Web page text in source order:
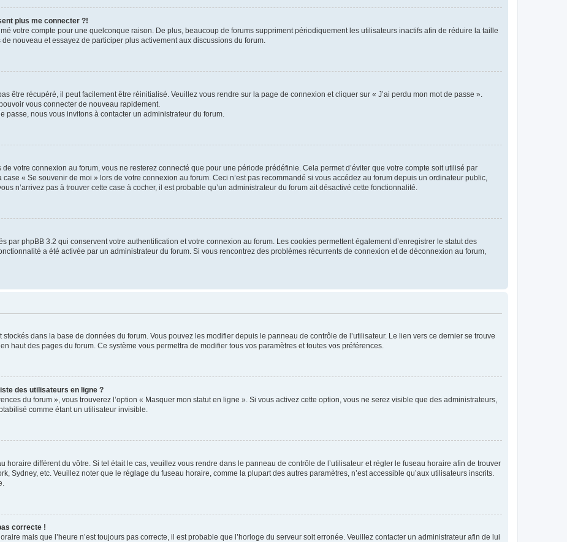
plus me connecter ?!
votre compte pour une quelconque raison. De plus, beaucoup de forums suppriment périodiquement les utilisateurs inactifs afin de réduire la taille
nouveau et essayez de participer plus activement aux discussions du forum.
être récupéré, il peut facilement être réinitialisé. Veuillez vous rendre sur la page de connexion et cliquer sur « J’ai perdu mon mot de passe ».
vous connecter de nouveau rapidement.
passe, nous vous invitons à contacter un administrateur du forum.
votre connexion au forum, vous ne resterez connecté que pour une période prédéfinie. Cela permet d’éviter que votre compte soit utilisé par
« Se souvenir de moi » lors de votre connexion au forum. Ceci n’est pas recommandé si vous accédez au forum depuis un ordinateur public,
n’arrivez pas à trouver cette case à cocher, il est probable qu’un administrateur du forum ait désactivé cette fonctionnalité.
par phpBB 3.2 qui conservent votre authentification et votre connexion au forum. Les cookies permettent également d’enregistrer le statut des
a été activée par un administrateur du forum. Si vous rencontrez des problèmes récurrents de connexion et de déconnexion au forum,
dans la base de données du forum. Vous pouvez les modifier depuis le panneau de contrôle de l’utilisateur. Le lien vers ce dernier se trouve
haut des pages du forum. Ce système vous permettra de modifier tous vos paramètres et toutes vos préférences.
des utilisateurs en ligne ?
du forum », vous trouverez l’option « Masquer mon statut en ligne ». Si vous activez cette option, vous ne serez visible que des administrateurs,
comme étant un utilisateur invisible.
horaire différent du vôtre. Si tel était le cas, veuillez vous rendre dans le panneau de contrôle de l’utilisateur et régler le fuseau horaire afin de trouver
Sydney, etc. Veuillez noter que le réglage du fuseau horaire, comme la plupart des autres paramètres, n’est accessible qu’aux utilisateurs inscrits.
correcte !
mais que l’heure n’est toujours pas correcte, il est probable que l’horloge du serveur soit erronée. Veuillez contacter un administrateur afin de lui